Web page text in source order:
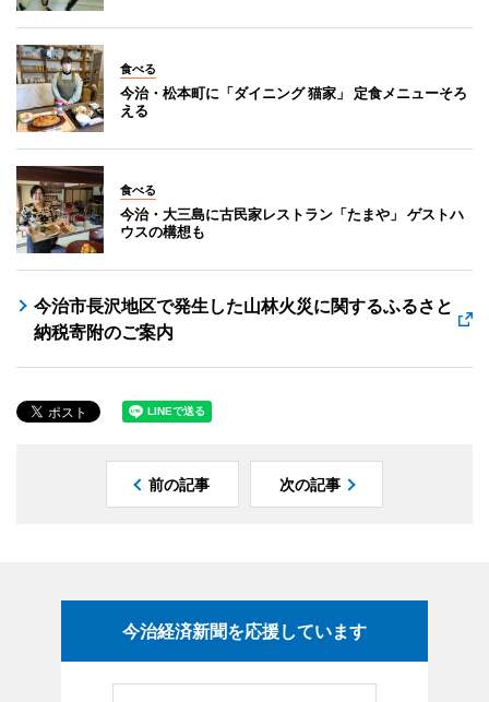
食べる
今治・松本町に「ダイニング 猫家」 定食メニューそろ
える
食べる
今治・大三島に古民家レストラン「たまや」 ゲストハ
ウスの構想も
今治市長沢地区で発生した山林火災に関するふるさと
納税寄附のご案内
前の記事 次の記事
今治経済新聞を応援しています